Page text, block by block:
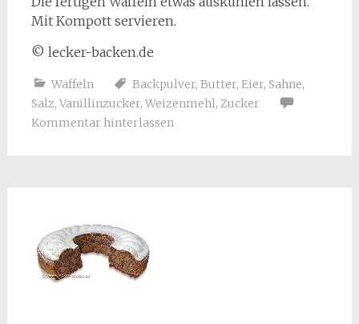
Mit Kompott servieren.
© lecker-backen.de
Waffeln Backpulver, Butter, Eier, Sahne,
Salz, Vanillinzucker, Weizenmehl, Zucker
Kommentar hinterlassen